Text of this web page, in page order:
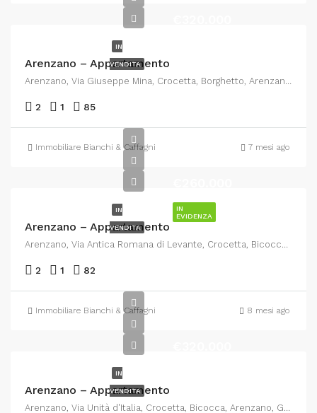
IN
VENDITA
Arenzano – Appartamento
Arenzano, Via Giuseppe Mina, Crocetta, Borghetto, Arenzano, Genova, Liguria, 16011, Italia
2 1 85
Immobiliare Bianchi & Caffagni 7 mesi ago
IN
EVIDENZA
IN
VENDITA
Arenzano – Appartamento
Arenzano, Via Antica Romana di Levante, Crocetta, Bicocca, Arenzano, Genova, Liguria, 16011, Italia
2 1 82
Immobiliare Bianchi & Caffagni 8 mesi ago
IN
VENDITA
Arenzano – Appartamento
Arenzano, Via Unità d'Italia, Crocetta, Bicocca, Arenzano, Genova, Liguria, 16011, Italia